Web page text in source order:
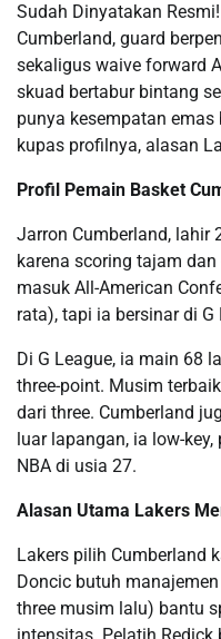
Sudah Dinyatakan
Cumberland, guard
sekaligus waive forward
skuad bertabur bintang
punya kesempatan
kupas profilnya, alasan
Profil Pemain Basket
Jarron Cumberland, lahir
karena scoring tajam
masuk All-American
rata), tapi ia bersinar di G
Di G League, ia main 68
three-point. Musim
dari three. Cumberland
luar lapangan, ia low-
NBA di usia 27.
Alasan Utama Lakers
Lakers pilih Cumberland
Doncic butuh
three musim lalu) bantu